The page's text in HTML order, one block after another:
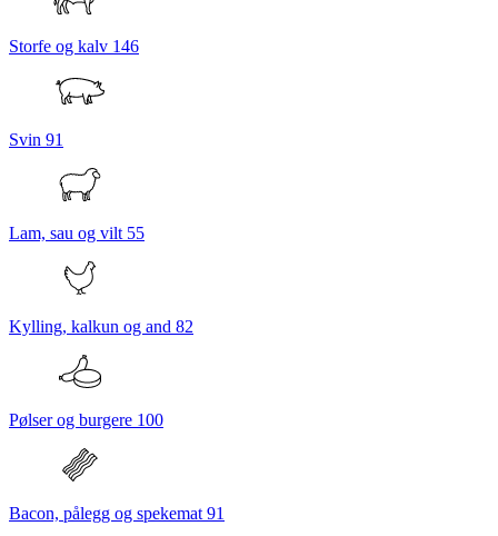
Storfe og kalv 146
Svin 91
Lam, sau og vilt 55
Kylling, kalkun og and 82
Pølser og burgere 100
Bacon, pålegg og spekemat 91